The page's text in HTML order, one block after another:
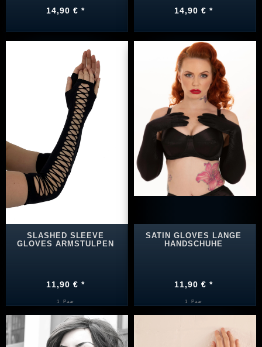
14,90 € * 14,90 € *
SLASHED SLEEVE
GLOVES ARMSTULPEN
11,90 € *
1 Paar
SATIN GLOVES LANGE
HANDSCHUHE
11,90 € *
1 Paar